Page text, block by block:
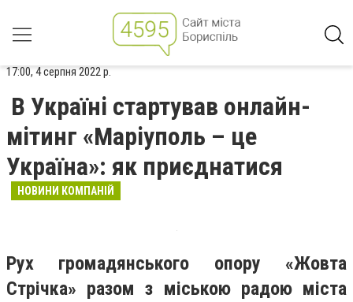
17:00, 4 серпня 2022 р.
В Україні стартував онлайн-
мітинг «Маріуполь – це
Україна»: як приєднатися
НОВИНИ КОМПАНІЙ
Рух громадянського опору «Жовта
Стрічка» разом з міською радою міста